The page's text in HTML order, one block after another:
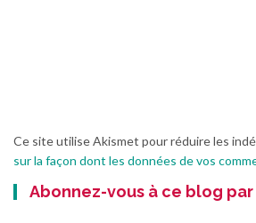
Ce site utilise Akismet pour réduire les
sur la façon dont les données de vos
Abonnez-vous à ce blog